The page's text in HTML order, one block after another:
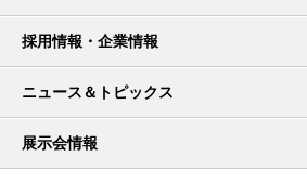
採用情報・企業情報
ニュース＆トピックス
展示会情報